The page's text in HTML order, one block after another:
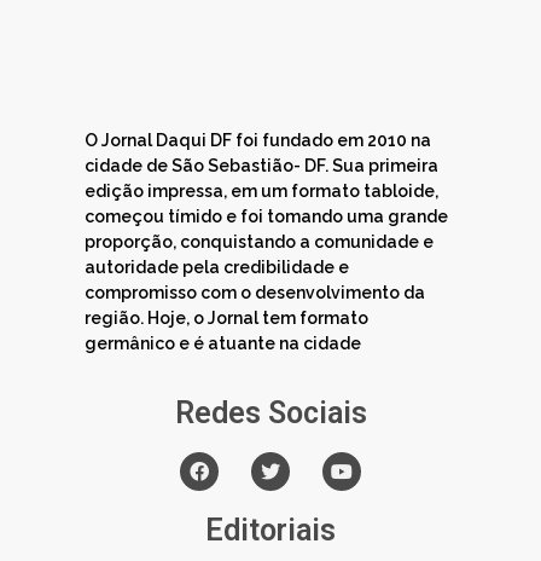
O Jornal Daqui DF foi fundado em 2010 na
cidade de São Sebastião- DF. Sua primeira
edição impressa, em um formato tabloide,
começou tímido e foi tomando uma grande
proporção, conquistando a comunidade e
autoridade pela credibilidade e
compromisso com o desenvolvimento da
região. Hoje, o Jornal tem formato
germânico e é atuante na cidade
Redes Sociais
Editoriais